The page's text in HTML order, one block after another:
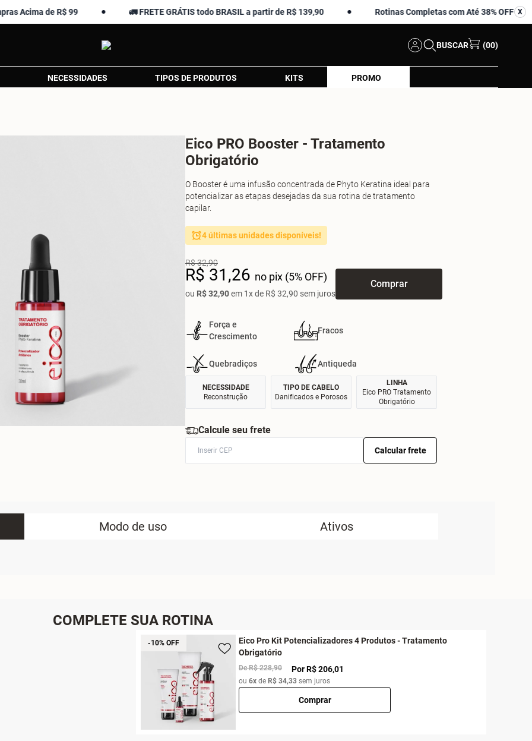
X
de R$ 99 🚛 FRETE GRÁTIS todo BRASIL a partir de R$ 139,90 Rotinas Completas com Até 38% OFF
X
BUSCAR (00)
NECESSIDADES TIPOS DE PRODUTOS KITS PROMO
Eico PRO Booster - Tratamento
Obrigatório
O Booster é uma infusão concentrada de Phyto Keratina ideal para
potencializar as etapas desejadas da sua rotina de tratamento
capilar.
4 últimas unidades disponíveis!
R$ 32,90
R$ 31,26 no pix (5% OFF)
ou R$ 32,90em 1x de R$ 32,90 sem juros
Comprar
Força e
Crescimento
Fracos
Quebradiços Antiqueda
NECESSIDADE
Reconstrução
TIPO DE CABELO
Danificados e Porosos
LINHA
Eico PRO Tratamento
Obrigatório
Calcule seu frete
Calcular frete
Modo de uso Ativos
COMPLETE SUA ROTINA
-10% OFF
Eico Pro Kit Potencializadores 4 Produtos - Tratamento
Obrigatório
De R$ 228,90 Por R$ 206,01
ou 6x de R$ 34,33 sem juros
Comprar